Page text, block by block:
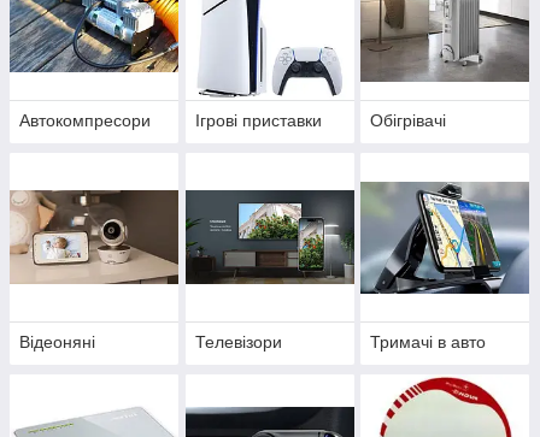
Автокомпресори Ігрові приставки Обігрівачі
Відеоняні Телевізори Тримачі в авто